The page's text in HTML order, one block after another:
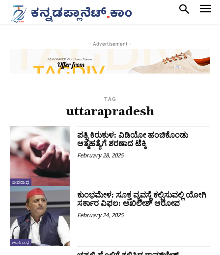
- Advertisement -
TAG
uttarapradesh
ಅಪರಾಧ
ಪತ್ನಿ ಕಿರುಕುಳ: ವಿಡಿಯೋ ಹಂಚಿಕೊಂಡು
ಆತ್ಮಹತ್ಯೆಗೆ ಶರಣಾದ ಟೆಕ್ಕಿ
February 28, 2025
ಅಪರಾಧ
ಕುಂಭಮೇಳ: ಸೂಕ್ತ ವ್ಯವಸ್ಥೆ ಕಲ್ಪಿಸುವಲ್ಲಿ ಯೋಗಿ
ಸರ್ಕಾರ ವಿಫಲ: ಅಖಿಲೇಶ್‌ ಆರೋಪ
February 24, 2025